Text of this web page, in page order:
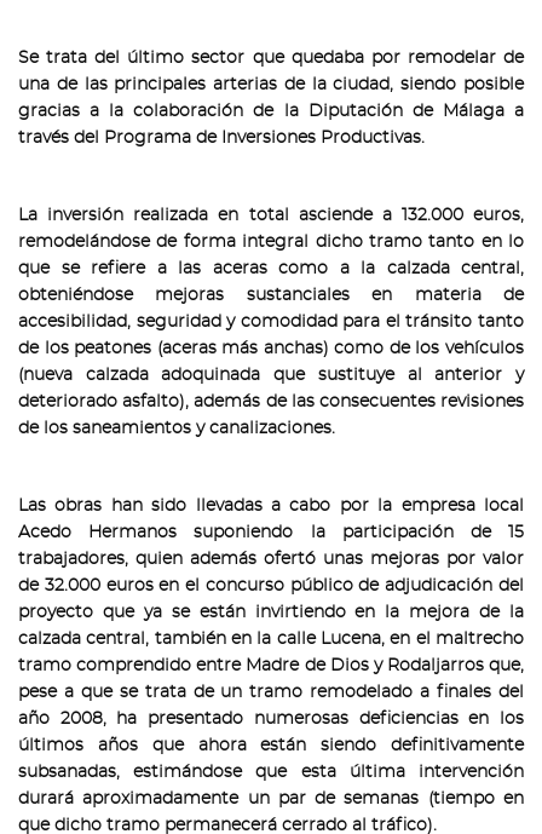
Se trata del último sector que quedaba por remodelar de
una de las principales arterias de la ciudad, siendo posible
gracias a la colaboración de la Diputación de Málaga a
través del Programa de Inversiones Productivas.
La inversión realizada en total asciende a 132.000 euros,
remodelándose de forma integral dicho tramo tanto en lo
que se refiere a las aceras como a la calzada central,
obteniéndose mejoras sustanciales en materia de
accesibilidad, seguridad y comodidad para el tránsito tanto
de los peatones (aceras más anchas) como de los vehículos
(nueva calzada adoquinada que sustituye al anterior y
deteriorado asfalto), además de las consecuentes revisiones
de los saneamientos y canalizaciones.
Las obras han sido llevadas a cabo por la empresa local
Acedo Hermanos suponiendo la participación de 15
trabajadores, quien además ofertó unas mejoras por valor
de 32.000 euros en el concurso público de adjudicación del
proyecto que ya se están invirtiendo en la mejora de la
calzada central, también en la calle Lucena, en el maltrecho
tramo comprendido entre Madre de Dios y Rodaljarros que,
pese a que se trata de un tramo remodelado a finales del
año 2008, ha presentado numerosas deficiencias en los
últimos años que ahora están siendo definitivamente
subsanadas, estimándose que esta última intervención
durará aproximadamente un par de semanas (tiempo en
que dicho tramo permanecerá cerrado al tráfico).